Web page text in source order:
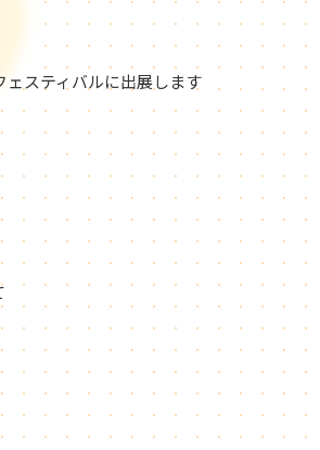
スティバルに出展します